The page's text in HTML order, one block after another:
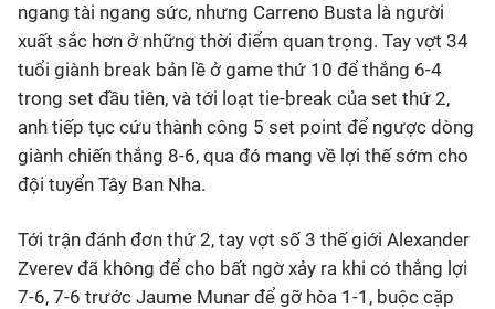
Các môn khác
VIDEO
Bên lề
ngang tài ngang sức, nhưng Carreno Busta là người
xuất sắc hơn ở những thời điểm quan trọng. Tay vợt 34
tuổi giành break bản lề ở game thứ 10 để thắng 6-4
trong set đầu tiên, và tới loạt tie-break của set thứ 2,
anh tiếp tục cứu thành công 5 set point để ngược dòng
giành chiến thắng 8-6, qua đó mang về lợi thế sớm cho
đội tuyển Tây Ban Nha.
Tới trận đánh đơn thứ 2, tay vợt số 3 thế giới Alexander
Zverev đã không để cho bất ngờ xảy ra khi có thắng lợi
7-6, 7-6 trước Jaume Munar để gỡ hòa 1-1, buộc cặp